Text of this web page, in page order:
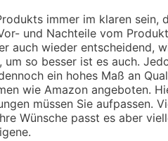
immer im klaren sein,
und Nachteile vom
wieder entscheidend,
so besser ist es auch.
ein hohes Maß an
wie Amazon angeboten.
müssen Sie aufpassen.
Wünsche passt es aber